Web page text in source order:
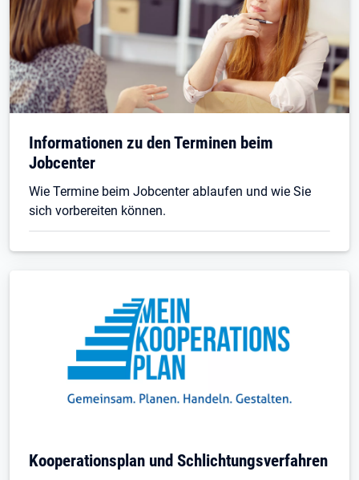
Informationen zu den Terminen beim
Jobcenter
Wie Termine beim Jobcenter ablaufen und wie Sie
sich vorbereiten können.
Kooperationsplan und Schlichtungsverfahren